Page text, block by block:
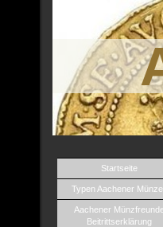
Startseite
Typen Aachener
Aachener Münzfreunde
Beitrittserklärung